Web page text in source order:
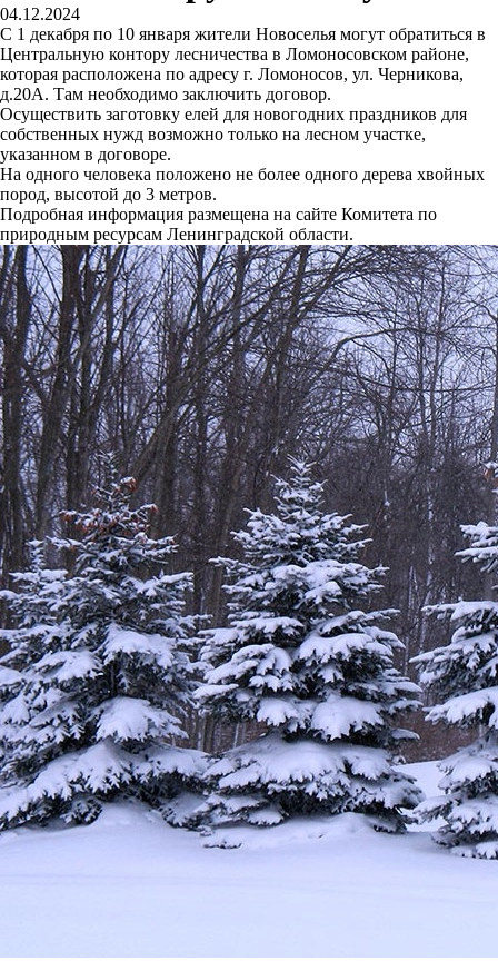
04.12.2024
С 1 декабря по 10 января жители Новоселья могут обратиться в
Центральную контору лесничества в Ломоносовском районе,
которая расположена по адресу г. Ломоносов, ул. Черникова,
д.20А. Там необходимо заключить договор.
Осуществить заготовку елей для новогодних праздников для
собственных нужд возможно только на лесном участке,
указанном в договоре.
На одного человека положено не более одного дерева хвойных
пород, высотой до 3 метров.
Подробная информация размещена на сайте Комитета по
природным ресурсам Ленинградской области.